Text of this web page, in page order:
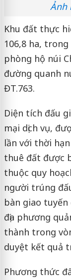
Ảnh
Khu đất thực
106,8 ha,
phòng hộ núi
đường quanh
ĐT.763.
Diện tích đấu
mại dịch vụ,
lần với thời
thuê đất được
thuộc quy
người trúng
bàn giao
địa phương
thành trong
duyệt kết quả
Phương thức